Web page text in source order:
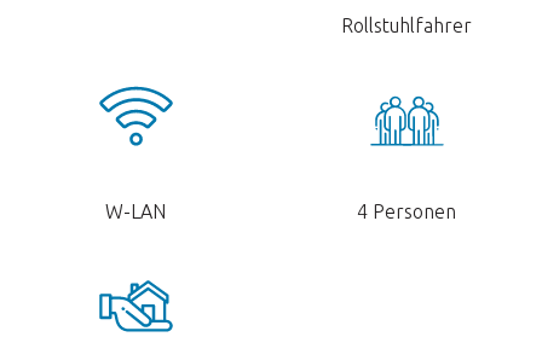
Rollstuhlfahrer
W-LAN 4 Personen